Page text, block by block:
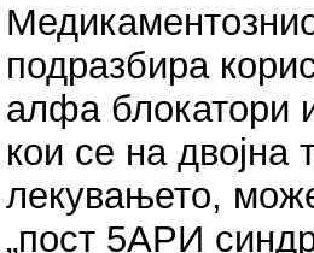
подразбира
алфа блокатори
кои се на
лекувањето,
„пост 5АРИ